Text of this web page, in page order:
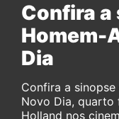
Confira a
Homem-
Dia
Confira a
Novo Dia, quarto
Holland nos